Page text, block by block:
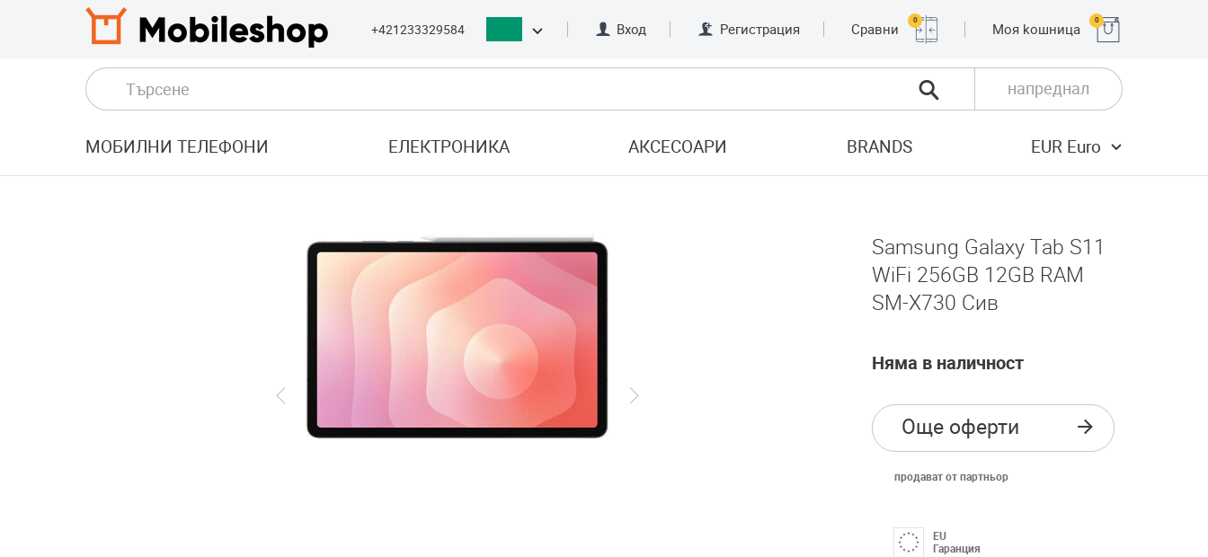
+421233329584 Вход Регистрация Сравни
0
Moя kошница
0
напреднал
МОБИЛНИ ТЕЛЕФОНИ ЕЛЕКТРОНИКА АКСЕСОАРИ BRANDS EUR Euro
Samsung Galaxy Tab S11
WiFi 256GB 12GB RAM
SM-X730 Сив
Няма в наличност
Още оферти
продават от партньор
EU
Гаранция